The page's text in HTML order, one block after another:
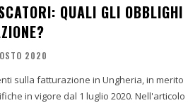
QUALI GLI OBBLIGHI
2020
sulla fatturazione in Ungheria, in merito
in vigore dal 1 luglio 2020. Nell'articolo